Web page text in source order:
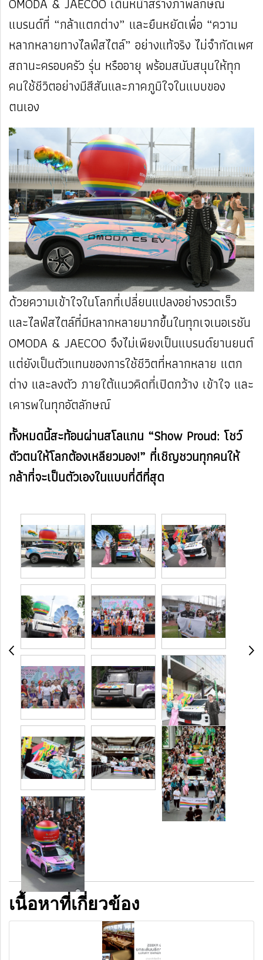
แบรนด์ที่ “กล้าแตกต่าง” และยืนหยัดเพื่อ “ความ
หลากหลายทางไลฟ์สไตล์” อย่างแท้จริง ไม่จำกัดเพศ
สถานะครอบครัว รุ่น หรืออายุ พร้อมสนับสนุนให้ทุก
คนใช้ชีวิตอย่างมีสีสันและภาคภูมิใจในแบบของ
ตนเอง
ด้วยความเข้าใจในโลกที่เปลี่ยนแปลงอย่างรวดเร็ว
และไลฟ์สไตล์ที่มีหลากหลายมากขึ้นในทุกเจเนอเรชัน
OMODA & JAECOO จึงไม่เพียงเป็นแบรนด์ยานยนต์
แต่ยังเป็นตัวแทนของการใช้ชีวิตที่หลากหลาย แตก
ต่าง และลงตัว ภายใต้แนวคิดที่เปิดกว้าง เข้าใจ และ
เคารพในทุกอัตลักษณ์
ทั้งหมดนี้สะท้อนผ่านสโลแกน “Show Proud: โชว์
ตัวตนให้โลกต้องเหลียวมอง!” ที่เชิญชวนทุกคนให้
กล้าที่จะเป็นตัวเองในแบบที่ดีที่สุด
เนื้อหาที่เกี่ยวข้อง